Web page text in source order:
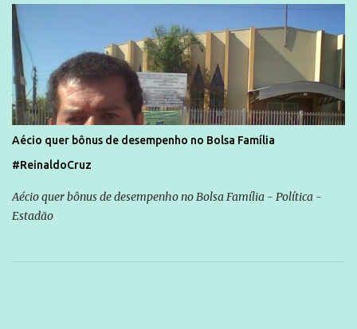
Aécio quer bônus de desempenho no Bolsa Família
#ReinaldoCruz
Aécio quer bônus de desempenho no Bolsa Família - Política -
Estadão